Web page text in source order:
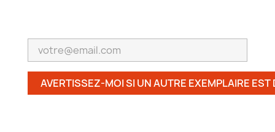
AVERTISSEZ-MOI SI UN AUTRE EXEMPLAIRE EST